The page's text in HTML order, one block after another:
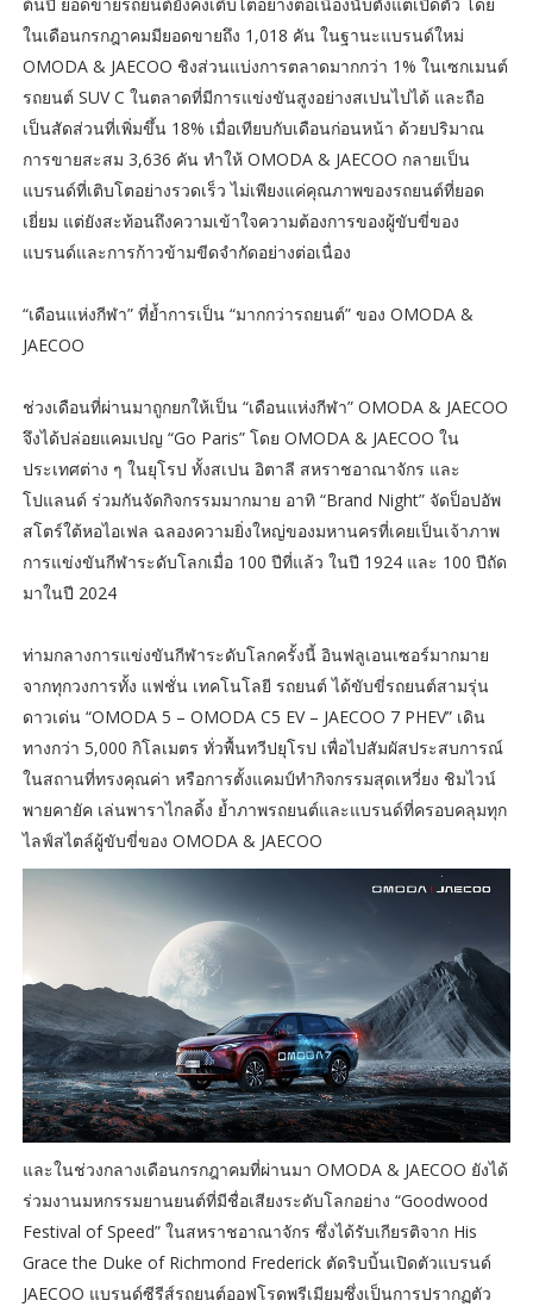
ในเดือนกรกฎาคมมียอดขายถึง 1,018 คัน ในฐานะแบรนด์ใหม่
OMODA & JAECOO ชิงส่วนแบ่งการตลาดมากกว่า 1% ในเซกเมนต์
รถยนต์ SUV C ในตลาดที่มีการแข่งขันสูงอย่างสเปนไปได้ และถือ
เป็นสัดส่วนที่เพิ่มขึ้น 18% เมื่อเทียบกับเดือนก่อนหน้า ด้วยปริมาณ
การขายสะสม 3,636 คัน ทำให้ OMODA & JAECOO กลายเป็น
แบรนด์ที่เติบโตอย่างรวดเร็ว ไม่เพียงแค่คุณภาพของรถยนต์ที่ยอด
เยี่ยม แต่ยังสะท้อนถึงความเข้าใจความต้องการของผู้ขับขี่ของ
แบรนด์และการก้าวข้ามขีดจำกัดอย่างต่อเนื่อง
“เดือนแห่งกีฬา” ที่ย้ำการเป็น “มากกว่ารถยนต์” ของ OMODA &
JAECOO
ช่วงเดือนที่ผ่านมาถูกยกให้เป็น “เดือนแห่งกีฬา” OMODA & JAECOO
จึงได้ปล่อยแคมเปญ “Go Paris” โดย OMODA & JAECOO ใน
ประเทศต่าง ๆ ในยุโรป ทั้งสเปน อิตาลี สหราชอาณาจักร และ
โปแลนด์ ร่วมกันจัดกิจกรรมมากมาย อาทิ “Brand Night” จัดป็อปอัพ
สโตร์ใต้หอไอเฟล ฉลองความยิ่งใหญ่ของมหานครที่เคยเป็นเจ้าภาพ
การแข่งขันกีฬาระดับโลกเมื่อ 100 ปีที่แล้ว ในปี 1924 และ 100 ปีถัด
มาในปี 2024
ท่ามกลางการแข่งขันกีฬาระดับโลกครั้งนี้ อินฟลูเอนเซอร์มากมาย
จากทุกวงการทั้ง แฟชั่น เทคโนโลยี รถยนต์ ได้ขับขี่รถยนต์สามรุ่น
ดาวเด่น “OMODA 5 – OMODA C5 EV – JAECOO 7 PHEV” เดิน
ทางกว่า 5,000 กิโลเมตร ทั่วพื้นทวีปยุโรป เพื่อไปสัมผัสประสบการณ์
ในสถานที่ทรงคุณค่า หรือการตั้งแคมป์ทำกิจกรรมสุดเหวี่ยง ชิมไวน์
พายคายัค เล่นพาราไกลดิ้ง ย้ำภาพรถยนต์และแบรนด์ที่ครอบคลุมทุก
ไลฟ์สไตล์ผู้ขับขี่ของ OMODA & JAECOO
และในช่วงกลางเดือนกรกฎาคมที่ผ่านมา OMODA & JAECOO ยังได้
ร่วมงานมหกรรมยานยนต์ที่มีชื่อเสียงระดับโลกอย่าง “Goodwood
Festival of Speed” ​​ในสหราชอาณาจักร ซึ่งได้รับเกียรติจาก His
Grace the Duke of Richmond Frederick ตัดริบบิ้นเปิดตัวแบรนด์
JAECOO แบรนด์ซีรีส์รถยนต์ออฟโรดพรีเมียมซึ่งเป็นการปรากฏตัว